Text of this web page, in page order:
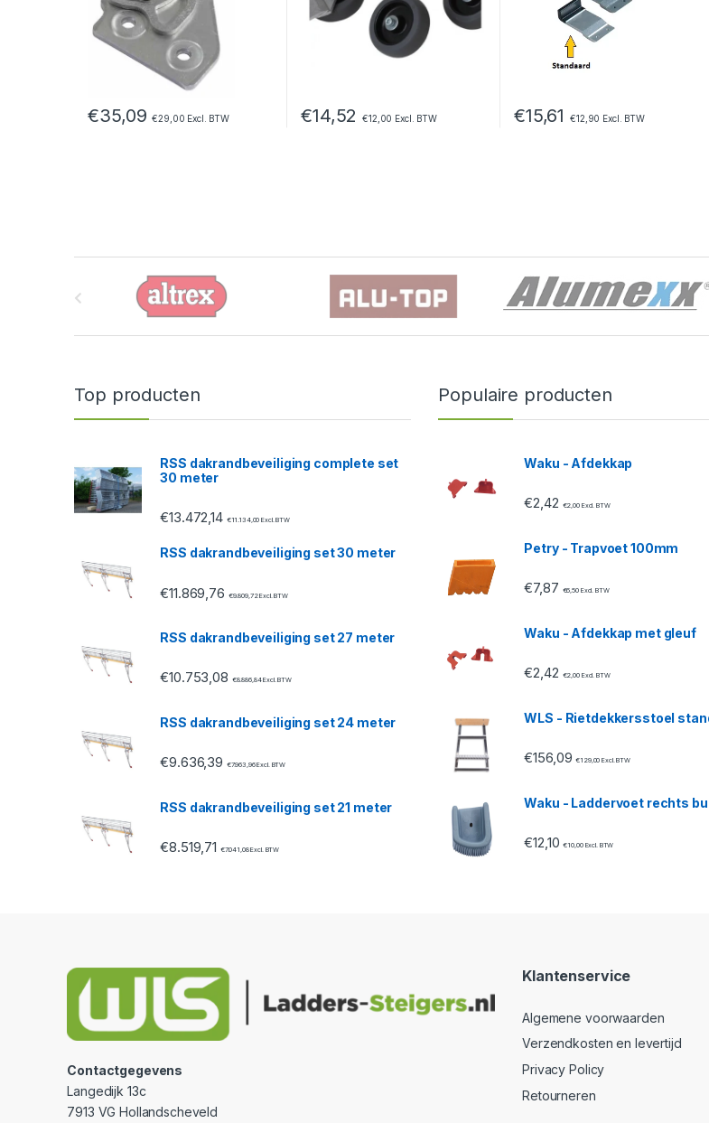
€35,09 €29,00 Excl. BTW €14,52 €12,00 Excl. BTW €15,61 €12,90 Excl. BTW
Top producten
RSS dakrandbeveiliging complete set
30 meter
€13.472,14 €11.134,00 Excl. BTW
RSS dakrandbeveiliging set 30 meter
€11.869,76 €9.809,72Excl. BTW
RSS dakrandbeveiliging set 27 meter
€10.753,08 €8.886,84Excl. BTW
RSS dakrandbeveiliging set 24 meter
€9.636,39 €7.963,96Excl. BTW
RSS dakrandbeveiliging set 21 meter
€8.519,71 €7.041,08Excl. BTW
Populaire producten
Waku - Afdekkap
€2,42 €2,00Excl. BTW
Petry - Trapvoet 100mm
€7,87 €6,50Excl. BTW
Waku - Afdekkap met gleuf
€2,42 €2,00Excl. BTW
WLS - Rietdekkersstoel
€156,09 €129,00 Excl. BTW
Waku - Laddervoet rechts
€12,10 €10,00Excl. BTW
Contactgegevens
Langedijk 13c
7913 VG Hollandscheveld
Klantenservice
Algemene voorwaarden
Verzendkosten en levertijd
Privacy Policy
Retourneren